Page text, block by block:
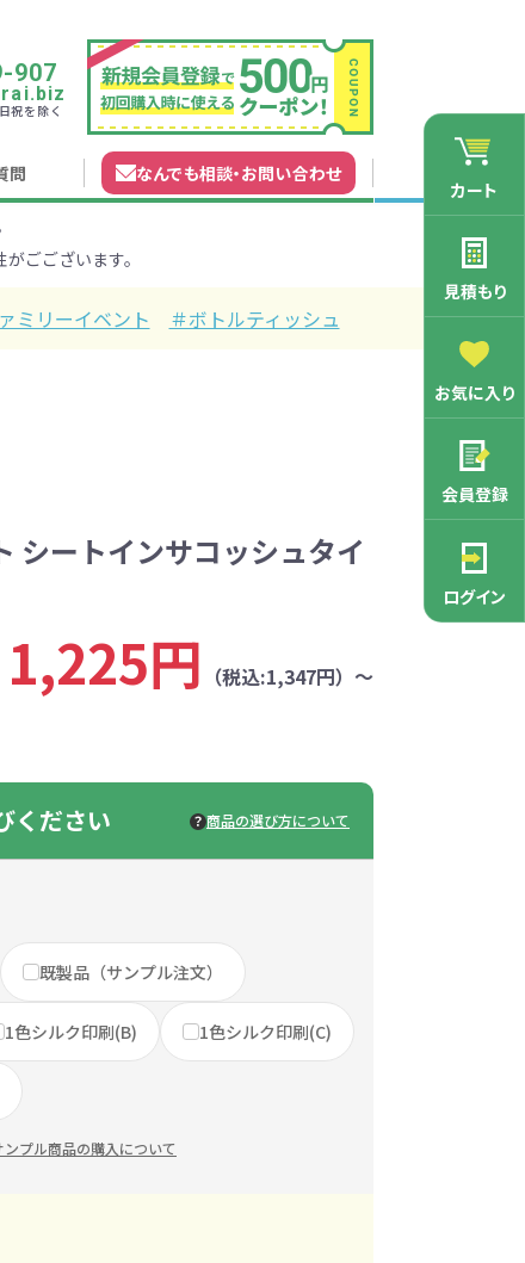
トバッ
不織布バッグ
その他バッグ
着・リュ
チ キャンバスポーチ
ム対象
マルチケース
マグカッ
ガラスマグカップ
ブラー ステンレスボトル
鉛筆・鉛筆 バースデーカード
トグッズ
ンド モバイルケース
その他
シュ ボトルティッシュ
アロマ・フレグランス
コースター
キッチングッズその他
ホイッスル
ッズ
ズ
除菌・感染対策グッズ
シュ・ティ
除菌液
ャーグッズ
レ
ひんやりグッズ
円
円
リサイクルレザー
麦わら
念品
キ
セット 子供向け抽選会セット
冬のノベルティ
選会
キャラクター・ファンシー雑
貨
貨 生活雑貨
グッズ 生活雑貨
向け
グ特集
ィ特集
消防・救急グッズ
ド
問 なんでも相談・お問い合わせ
907
祝を除く
カート
見積もり
お気に入り
会員登録
ログイン
ごございます。
ミリーイベント ＃ボトルティッシュ
シートインサコッシュタイ
1,225円 （税込:1,347円）～
ください 商品の選び方について
既製品（サンプル注文）
1色シルク印刷(B) 1色シルク印刷(C)
ンプル商品の購入について